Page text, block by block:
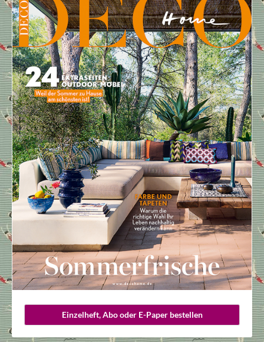
Einzelheft, Abo oder E-Paper bestellen